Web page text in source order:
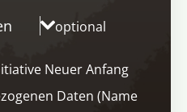
optional
Neuer Anfang
Daten (Name